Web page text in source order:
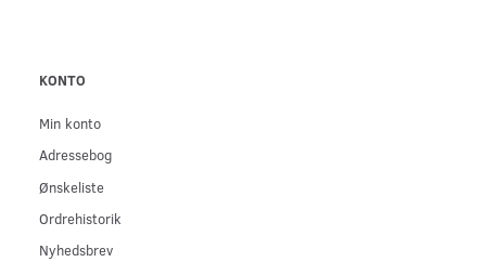
KONTO
Min konto
Adressebog
Ønskeliste
Ordrehistorik
Nyhedsbrev